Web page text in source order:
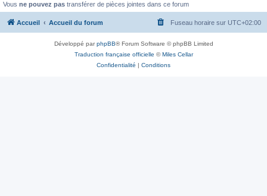
Vous ne pouvez pas transférer de pièces jointes dans ce forum
Accueil Accueil du forum Fuseau horaire sur UTC+02:00
Développé parphpBB® Forum Software © phpBB Limited
Traduction française officielle ©Miles Cellar
Confidentialité | Conditions